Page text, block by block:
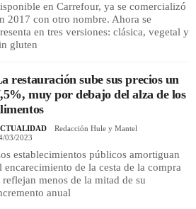
en Carrefour, ya se comercializó
2017 con otro nombre. Ahora se
en tres versiones: clásica, vegetal y
gluten
restauración sube sus precios un
muy por debajo del alza de los
Redacción Hule y Mantel
03/2023
establecimientos públicos amortiguan
encarecimiento de la cesta de la compra
reflejan menos de la mitad de su
anual